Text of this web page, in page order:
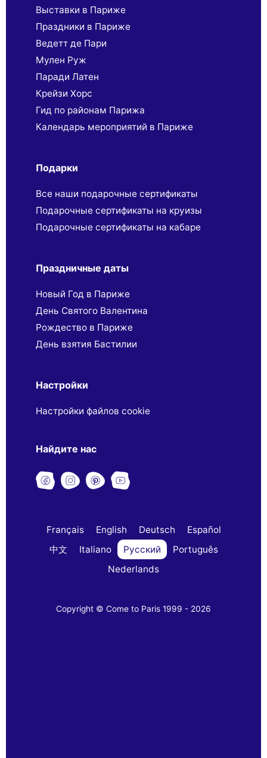
Выставки в Париже
Праздники в Париже
Ведетт де Пари
Мулен Руж
Паради Латен
Крейзи Хорс
Гид по районам Парижа
Календарь мероприятий в Париже
Подарки
Все наши подарочные сертификаты
Подарочные сертификаты на круизы
Подарочные сертификаты на кабаре
Праздничные даты
Новый Год в Париже
День Святого Валентина
Рождество в Париже
День взятия Бастилии
Настройки
Настройки файлов cookie
Найдите нас
Français English Deutsch
Español
中文
Italiano Русский
Português
Nederlands
Copyright © Come to Paris 1999 - 2026